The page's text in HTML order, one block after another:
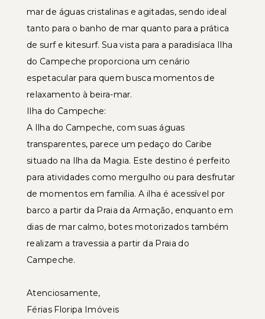
mar de águas cristalinas e agitadas, sendo ideal
tanto para o banho de mar quanto para a prática
de surf e kitesurf. Sua vista para a paradisíaca Ilha
do Campeche proporciona um cenário
espetacular para quem busca momentos de
relaxamento à beira-mar.
Ilha do Campeche:
A Ilha do Campeche, com suas águas
transparentes, parece um pedaço do Caribe
situado na Ilha da Magia. Este destino é perfeito
para atividades como mergulho ou para desfrutar
de momentos em família. A ilha é acessível por
barco a partir da Praia da Armação, enquanto em
dias de mar calmo, botes motorizados também
realizam a travessia a partir da Praia do
Campeche.
Atenciosamente,
Férias Floripa Imóveis